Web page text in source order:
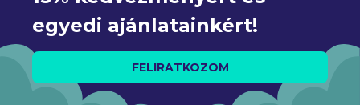
egyedi ajánlatainkért!
FELIRATKOZOM